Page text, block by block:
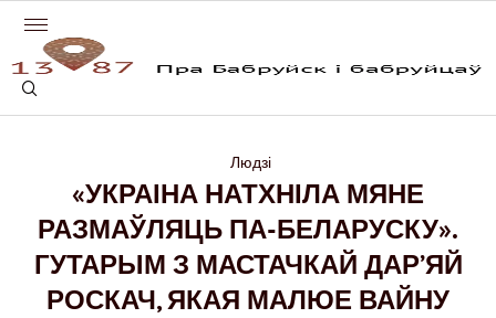
Людзі
«УКРАІНА НАТХНІЛА МЯНЕ
РАЗМАЎЛЯЦЬ ПА-БЕЛАРУСКУ».
ГУТАРЫМ З МАСТАЧКАЙ ДАР’ЯЙ
РОСКАЧ, ЯКАЯ МАЛЮЕ ВАЙНУ